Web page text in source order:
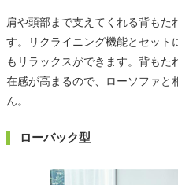
肩や頭部まで支えてくれる背もた
す。リクライニング機能とセット
もリラックスができます。背も
在感が高まるので、ローソファと
ん。
ローバック型